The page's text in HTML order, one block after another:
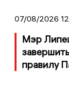
07/08/2026
Мэр
правилу